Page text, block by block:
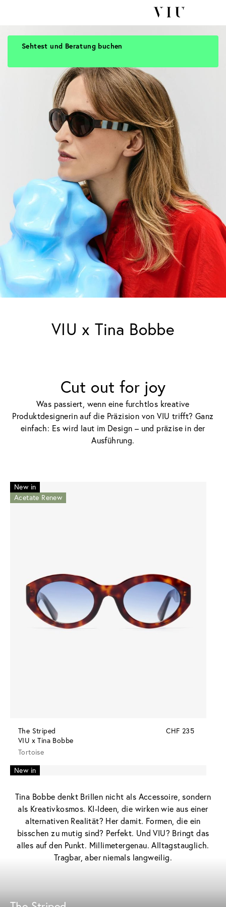
VIU x Tina Bobbe
Cut out for joy
Was passiert, wenn eine furchtlos kreative
Produktdesignerin auf die Präzision von VIU trifft? Ganz
einfach: Es wird laut im Design – und präzise in der
Ausführung.
New in
Acetate Renew
The Striped
VIU x Tina Bobbe
CHF 235
Tortoise
New in
New in
New in
Tina Bobbe denkt Brillen nicht als Accessoire, sondern
als Kreativkosmos. KI-Ideen, die wirken wie aus einer
alternativen Realität? Her damit. Formen, die ein
bisschen zu mutig sind? Perfekt. Und VIU? Bringt das
alles auf den Punkt. Millimetergenau. Alltagstauglich.
Tragbar, aber niemals langweilig.
Sehtest und Beratung buchen